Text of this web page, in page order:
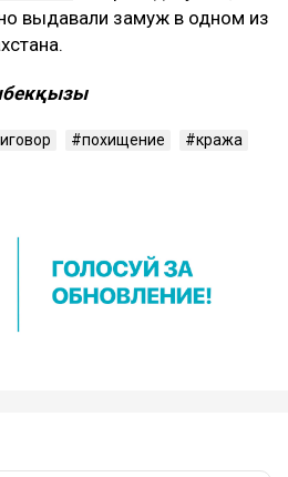
выдавали замуж в одном из
похищение
кража